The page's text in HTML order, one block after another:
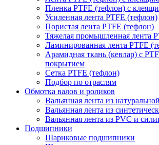
Пленка PTFE (тефлон) с
Усиленная лента PTFE (тефлон)
Пористая лента PTFE (тефлон)
Тяжелая промышленная лента
Ламинированная лента PTFE
Арамидная ткань (кевлар) с
покрытием
Сетка PTFE (тефлон)
Подбор по отраслям
Обмотка валов и роликов
Вальянная лента из
Вальянная лента из
Вальянная лента из PVC и
Подшипники
Шариковые подшипники